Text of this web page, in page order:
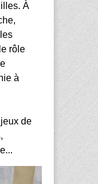
À
rôle
à
de